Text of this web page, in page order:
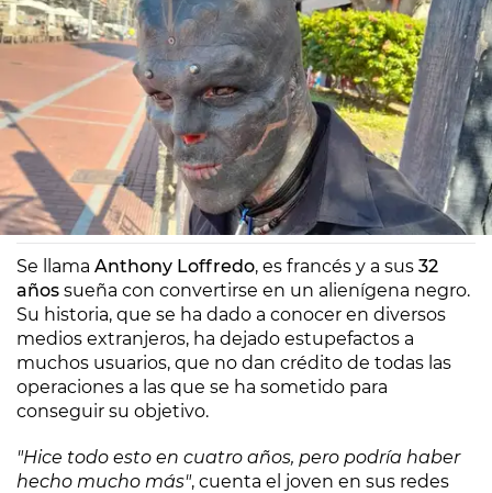
Europa FM
Madrid
29/01/2021 14:11
Se llama Anthony Loffredo, es francés y a sus 32
años sueña con convertirse en un alienígena negro.
Su historia, que se ha dado a conocer en diversos
medios extranjeros, ha dejado estupefactos a
muchos usuarios, que no dan crédito de todas las
operaciones a las que se ha sometido para
conseguir su objetivo.
"Hice todo esto en cuatro años, pero podría haber
hecho mucho más", cuenta el joven en sus redes